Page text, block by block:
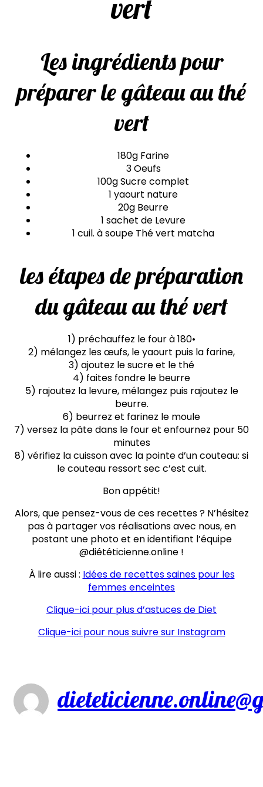
vert
Les ingrédients pour
préparer le gâteau au thé
vert
180g Farine
3 Oeufs
100g Sucre complet
1 yaourt nature
20g Beurre
1 sachet de Levure
1 cuil. à soupe Thé vert matcha
les étapes de préparation
du gâteau au thé vert
1) préchauffez le four à 180•
2) mélangez les œufs, le yaourt puis la farine,
3) ajoutez le sucre et le thé
4) faites fondre le beurre
5) rajoutez la levure, mélangez puis rajoutez le
beurre.
6) beurrez et farinez le moule
7) versez la pâte dans le four et enfournez pour 50
minutes
8) vérifiez la cuisson avec la pointe d’un couteau: si
le couteau ressort sec c’est cuit.
Bon appétit!
Alors, que pensez-vous de ces recettes ? N’hésitez
pas à partager vos réalisations avec nous, en
postant une photo et en identifiant l’équipe
@diététicienne.online !
À lire aussi : Idées de recettes saines pour les
femmes enceintes
Clique-ici pour plus d’astuces de Diet
Clique-ici pour nous suivre sur Instagram